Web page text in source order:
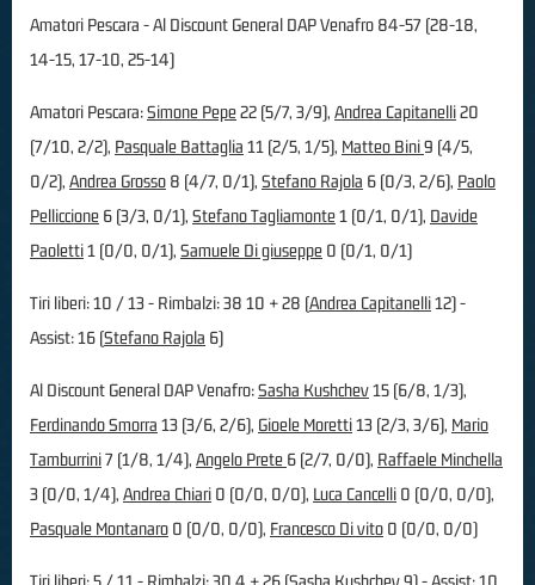
Amatori Pescara - Al Discount General DAP Venafro 84-57 (28-18,
14-15, 17-10, 25-14)
Amatori Pescara:Simone Pepe22 (5/7, 3/9), Andrea Capitanelli20
(7/10, 2/2), Pasquale Battaglia 11 (2/5, 1/5), Matteo Bini9 (4/5,
0/2), Andrea Grosso 8 (4/7, 0/1), Stefano Rajola 6 (0/3, 2/6), Paolo
Pelliccione 6 (3/3, 0/1), Stefano Tagliamonte1 (0/1, 0/1), Davide
Paoletti1 (0/0, 0/1), Samuele Di giuseppe 0 (0/1, 0/1)
Tiri liberi: 10 / 13 - Rimbalzi: 38 10 + 28 (Andrea Capitanelli12) -
Assist: 16 (Stefano Rajola 6)
Al Discount General DAP Venafro:Sasha Kushchev15 (6/8, 1/3),
Ferdinando Smorra 13 (3/6, 2/6), Gioele Moretti13 (2/3, 3/6), Mario
Tamburrini7 (1/8, 1/4), Angelo Prete 6 (2/7, 0/0), Raffaele Minchella
3 (0/0, 1/4), Andrea Chiari 0 (0/0, 0/0), Luca Cancelli 0 (0/0, 0/0),
Pasquale Montanaro 0 (0/0, 0/0), Francesco Di vito 0 (0/0, 0/0)
Tiri liberi: 5 / 11 - Rimbalzi: 30 4 + 26 (Sasha Kushchev9) - Assist: 10